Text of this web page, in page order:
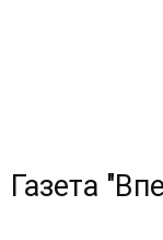
Газета